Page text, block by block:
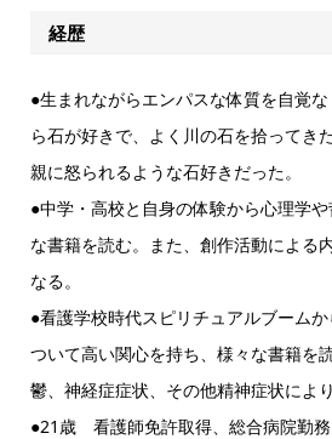
経歴
●生まれながらエンパスな体質を自覚
ら石が好きで、よく川の石を拾ってき
親に怒られるような石好きだった。
●中学・高校と自身の体験から心理学
な書籍を読む。また、創作活動による
なる。
●看護学校時代スピリチュアルブーム
ついて高い関心を持ち、様々な書籍を
鬱、神経症症状、その他精神症状によ
●21歳 看護師免許取得、総合病院勤